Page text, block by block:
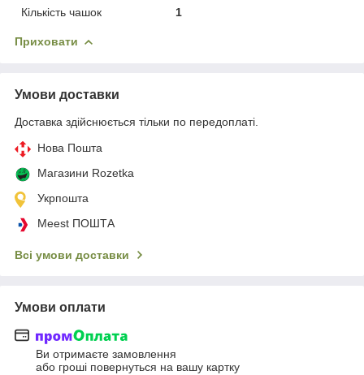
Кількість чашок
1
Приховати
Умови доставки
Доставка здійснюється тільки по передоплаті.
Нова Пошта
Магазини Rozetka
Укрпошта
Meest ПОШТА
Всі умови доставки
Умови оплати
Ви отримаєте замовлення
або гроші повернуться на вашу картку